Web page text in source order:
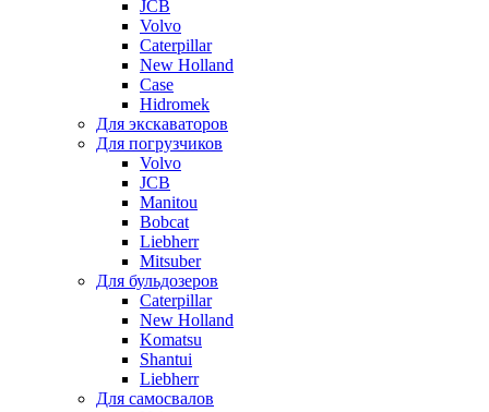
JCB
Volvo
Caterpillar
New Holland
Case
Hidromek
Для экскаваторов
Для погрузчиков
Volvo
JCB
Manitou
Bobcat
Liebherr
Mitsuber
Для бульдозеров
Caterpillar
New Holland
Komatsu
Shantui
Liebherr
Для самосвалов